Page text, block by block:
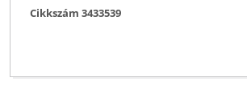
Cikkszám 3433539